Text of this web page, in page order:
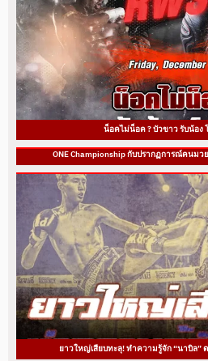
น็อคไม่น็อค ? บัวขาว รับน้อง
ONE Championship กับปรากฏการณ์คนม
ยาวใหญ่เสียบทะลุ! ทำความรู้จัก “นาบิล”